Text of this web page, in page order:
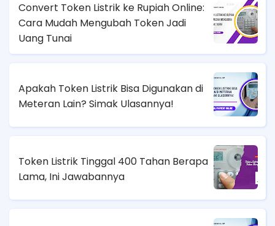
Convert Token Listrik ke Rupiah Online:
Cara Mudah Mengubah Token Jadi
Uang Tunai
Apakah Token Listrik Bisa Digunakan di
Meteran Lain? Simak Ulasannya!
Token Listrik Tinggal 400 Tahan Berapa
Lama, Ini Jawabannya